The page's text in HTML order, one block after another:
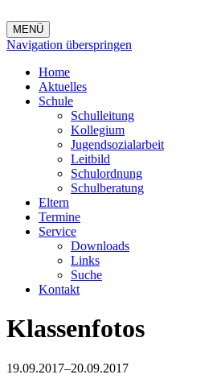
MENÜ
Navigation überspringen
Home
Aktuelles
Schule
Schulleitung
Kollegium
Jugendsozialarbeit
Leitbild
Schulordnung
Schulberatung
Eltern
Termine
Service
Downloads
Links
Suche
Kontakt
Klassenfotos
19.09.2017–20.09.2017